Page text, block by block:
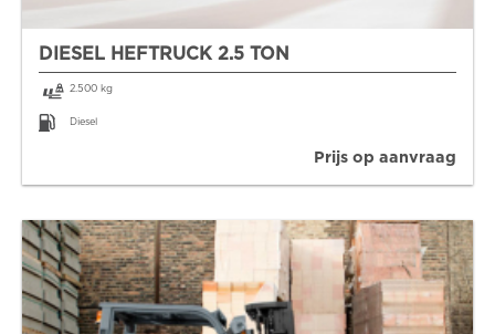
DIESEL HEFTRUCK 2.5 TON
2.500 kg
Diesel
Prijs op aanvraag